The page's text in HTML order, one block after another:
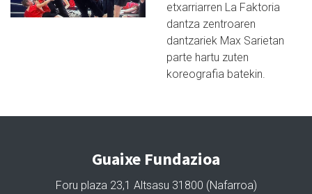
etxarriarren La Faktoria
dantza zentroaren
dantzariek Max Sarietan
parte hartu zuten
koreografia batekin.
Guaixe Fundazioa
Foru plaza 23,1 Altsasu 31800 (Nafarroa)